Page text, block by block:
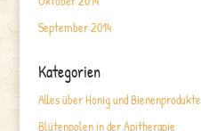
September 2014
Kategorien
Alles über Honig und Bienenprodukte
Blütenpolen in der Apitherapie